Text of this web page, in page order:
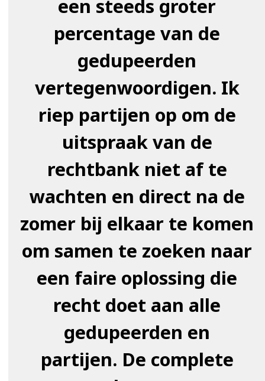
een steeds groter
percentage van de
gedupeerden
vertegenwoordigen. Ik
riep partijen op om de
uitspraak van de
rechtbank niet af te
wachten en direct na de
zomer bij elkaar te komen
om samen te zoeken naar
een faire oplossing die
recht doet aan alle
gedupeerden en
partijen. De complete